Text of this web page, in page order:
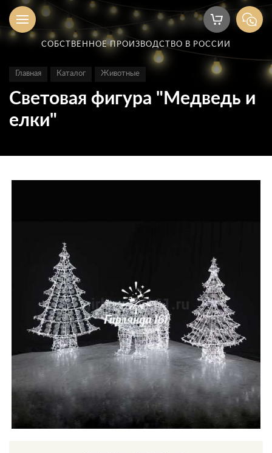
СОБСТВЕННОЕ ПРОИЗВОДСТВО В РОССИИ
Главная Каталог Животные
Световая фигура "Медведь и
елки"